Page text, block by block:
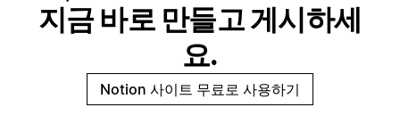
지금 바로 만들고 게시하세
요.
Notion 사이트 무료로 사용하기